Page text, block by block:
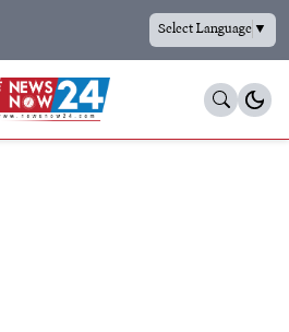
Select Language▼